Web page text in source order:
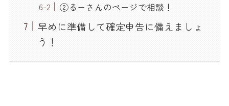
②るーさんのページで相談！
早めに準備して確定申告に備えましょ
う！